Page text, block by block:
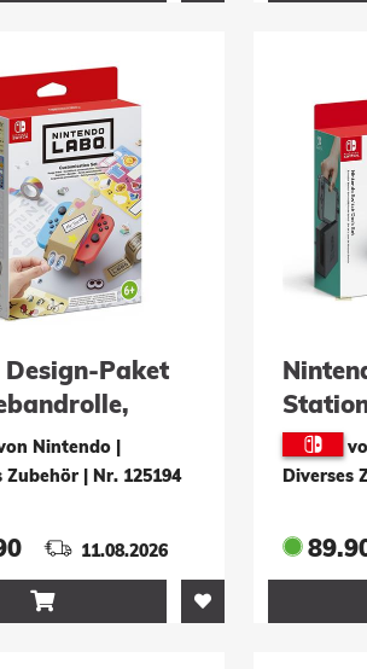
Design-Paket
Nintendo |
Zubehör | Nr. 125194
11.08.2026

Diverses